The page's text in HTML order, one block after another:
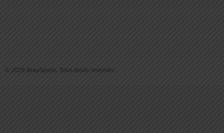
© 2026 BraySports. Tous droits reservés.